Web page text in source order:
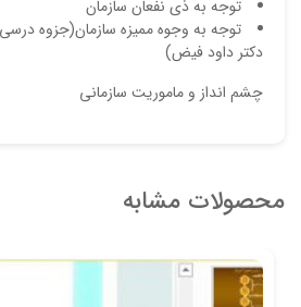
توجه به ذي نفعان سازمان
توجه به وجوه مميزه سازمان(جزوه
دکتر داود فیض)
چشم انداز و ماموریت سازمانی
محصولات مشابه